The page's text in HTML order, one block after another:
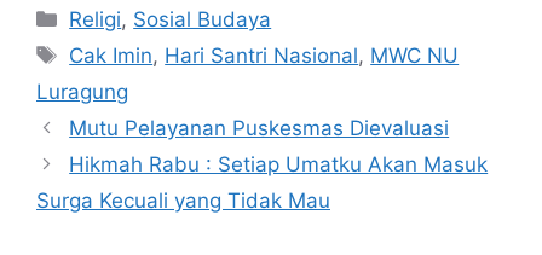
Kategori
Religi, Sosial Budaya
Tag
Cak Imin, Hari Santri Nasional, MWC NU
Luragung
Mutu Pelayanan Puskesmas Dievaluasi
Hikmah Rabu : Setiap Umatku Akan Masuk
Surga Kecuali yang Tidak Mau